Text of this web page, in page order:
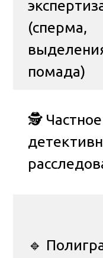
(сперма,
помада)
🕵️ Частное
🔹